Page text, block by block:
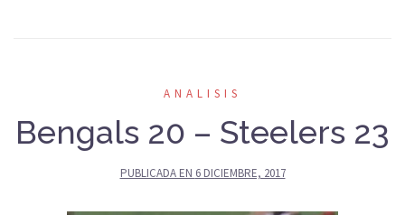
ANALISIS
Bengals 20 – Steelers 23
PUBLICADA EN 6 DICIEMBRE, 2017